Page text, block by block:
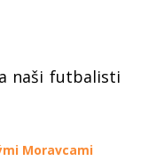
naši futbalisti
Moravcami